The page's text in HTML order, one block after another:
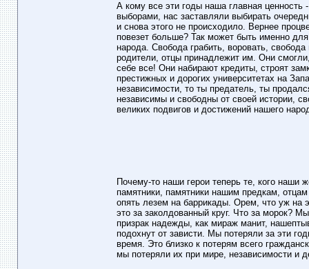
А кому все эти годы наша главная
выборами, нас заставляли выбирать
и снова этого не происходило. Вернее
повезет больше? Так может быть именно
народа. Свобода грабить, воровать,
родители, отцы принадлежит им. Они
себе все! Они набирают кредиты, строят
престижных и дорогих университетах на
независимости, то ты предатель, ты
независимы и свободны от своей истории,
великих подвигов и достижений нашего
Почему-то наши герои теперь те, кого
памятники, памятники нашим предкам,
опять лезем на баррикады. Орем, что уж на
это за заколдованный круг. Что за морок?
призрак надежды, как мираж манит,
подохнут от зависти. Мы потеряли за эти
время. Это близко к потерям всего
мы потеряли их при мире, независимости и